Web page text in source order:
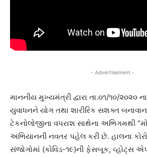
- Advertisement -
માનનીય મુખ્યમંત્રી દ્વારા તા.૦૧/૧૦/૨૦૨૦
યુવાધનને યોગ તથા શારીરિક સશક્ત
ટેકનોલોજીના વપરાશ સાથેના અભિગમથી
અભિયાનની નવતર પહેલ કરી છે. હાલના
સંજોગોમાં (કોવિડ-૧૯)ની ફેસબૂક, વ્હોટ્સ